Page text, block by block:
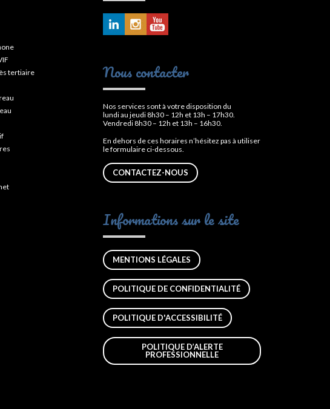
tertiaire
Nous contacter
Nos services sont à votre disposition du
lundi au jeudi 8h30 – 12h et 13h – 17h30.
Vendredi 8h30 – 12h et 13h – 16h30.
En dehors de ces horaires n’hésitez pas à utiliser
le formulaire ci-dessous.
CONTACTEZ-NOUS
Informations sur le site
MENTIONS LÉGALES
POLITIQUE DE CONFIDENTIALITÉ
POLITIQUE D'ACCESSIBILITÉ
POLITIQUE D’ALERTE
PROFESSIONNELLE